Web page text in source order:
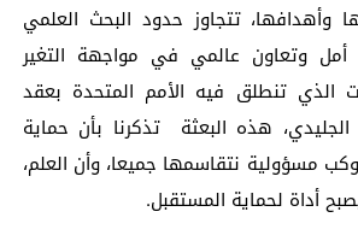
وأهدافها، تتجاوز حدود البحث العلمي
وتعاون عالمي في مواجهة التغير
الذي تنطلق فيه الأمم المتحدة بعقد
هذه البعثة تذكرنا بأن حماية
مسؤولية نتقاسمها جميعا، وأن العلم،
أداة لحماية المستقبل.